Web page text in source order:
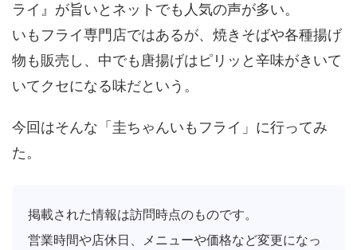
ライ』が旨いとネットでも人気の声が多い。
いもフライ専門店ではあるが、焼きそばや各種揚げ
物も販売し、中でも唐揚げはピリッと辛味がきいて
いてクセになる味だという。
今回はそんな「圭ちゃんいもフライ」に行ってみ
た。
掲載された情報は訪問時点のものです。
営業時間や店休日、メニューや価格など変更になっ